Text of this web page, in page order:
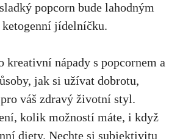
popcorn ​bude lahodným⁢
ketogenní jídelníčku.
kreativní nápady s⁣ popcornem a
jak si užívat dobrotu,
váš zdravý životní styl.
kolik možností máte, i když
diety. Nechte si subjektivitu